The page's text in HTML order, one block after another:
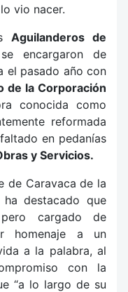
vio nacer.
Aguilanderos de
encargaron de
el pasado año con
de la Corporación
conocida como
reformada
en pedanías
y Servicios.
de Caravaca de la
ha destacado que
cargado de
homenaje a un
a la palabra, al
con la
“a lo largo de su